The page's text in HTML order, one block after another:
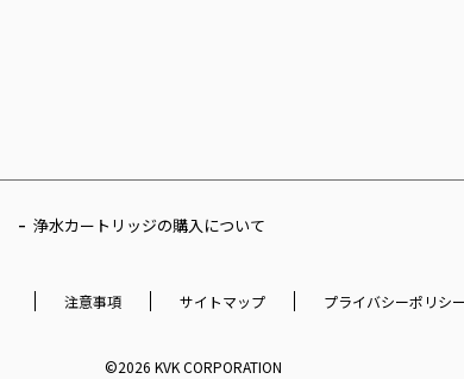
浄水カートリッジの購入について
注意事項 サイトマップ プライバシーポリシー
©2026 KVK CORPORATION